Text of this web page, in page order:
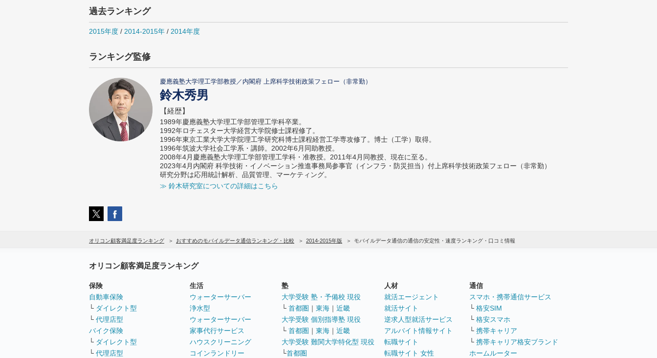
過去ランキング
2015年度 / 2014-2015年 / 2014年度
ランキング監修
慶應義塾大学理工学部教授／内閣府 上席科学技術政策フェロー（非常勤）
鈴木秀男
【経歴】
1989年慶應義塾大学理工学部管理工学科卒業。
1992年ロチェスター大学経営大学院修士課程修了。
1996年東京工業大学大学院理工学研究科博士課程経営工学専攻修了。博士（工学）取得。
1996年筑波大学社会工学系・講師。2002年6月同助教授。
2008年4月慶應義塾大学理工学部管理工学科・准教授。2011年4月同教授、現在に至る。
2023年4月内閣府 科学技術・イノベーション推進事務局参事官（インフラ・防災担当）付上席科学技術政策フェロー（非常勤）
研究分野は応用統計解析、品質管理、マーケティング。
≫ 鈴木研究室についての詳細はこちら
オリコン顧客満足度ランキング おすすめのモバイルデータ通信ランキング・比較 2014-2015年版 モバイルデータ通信の通信の安定性・速度ランキング・口コミ情報
オリコン顧客満足度ランキング
保険
自動車保険
└ ダイレクト型
└ 代理店型
バイク保険
└ ダイレクト型
└ 代理店型
生活
ウォーターサーバー
浄水型
ウォーターサーバー
家事代行サービス
ハウスクリーニング
コインランドリー
塾
大学受験 塾・予備校 現役
└ 首都圏 ｜ 東海 ｜ 近畿
大学受験 個別指導塾 現役
└ 首都圏 ｜ 東海 ｜ 近畿
大学受験 難関大学特化型 現役
└首都圏
人材
就活エージェント
就活サイト
逆求人型就活サービス
アルバイト情報サイト
転職サイト
転職サイト 女性
通信
スマホ・携帯通信サービス
└ 格安SIM
└ 格安スマホ
└ 携帯キャリア
└ 携帯キャリア格安ブランド
ホームルーター